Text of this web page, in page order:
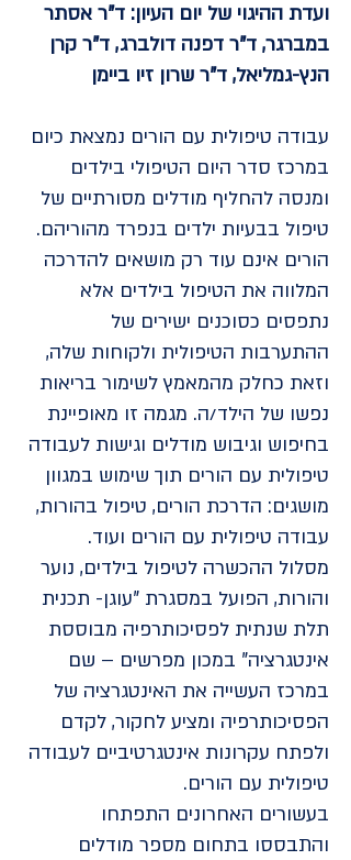
ועדת ההיגוי של יום העיון: ד"ר אסתר
במברגר, ד"ר דפנה דולברג, ד"ר קרן
הנץ-גמליאל, ד"ר שרון זיו ביימן
עבודה טיפולית עם הורים נמצאת כיום
במרכז סדר היום הטיפולי בילדים
ומנסה להחליף מודלים מסורתיים של
טיפול בבעיות ילדים בנפרד מהוריהם.
הורים אינם עוד רק מושאים להדרכה
המלווה את הטיפול בילדים אלא
נתפסים כסוכנים ישירים של
ההתערבות הטיפולית ולקוחות שלה,
וזאת כחלק מהמאמץ לשימור בריאות
נפשו של הילד/ה. מגמה זו מאופיינת
בחיפוש וגיבוש מודלים וגישות לעבודה
טיפולית עם הורים תוך שימוש במגוון
מושגים: הדרכת הורים, טיפול בהורות,
עבודה טיפולית עם הורים ועוד.
מסלול ההכשרה לטיפול בילדים, נוער
והורות, הפועל במסגרת "עוגן- תכנית
תלת שנתית לפסיכותרפיה מבוססת
אינטגרציה" במכון מפרשים – שם
במרכז העשייה את האינטגרציה של
הפסיכותרפיה ומציע לחקור, לקדם
ולפתח עקרונות אינטגרטיביים לעבודה
טיפולית עם הורים.
בעשורים האחרונים התפתחו
והתבססו בתחום מספר מודלים